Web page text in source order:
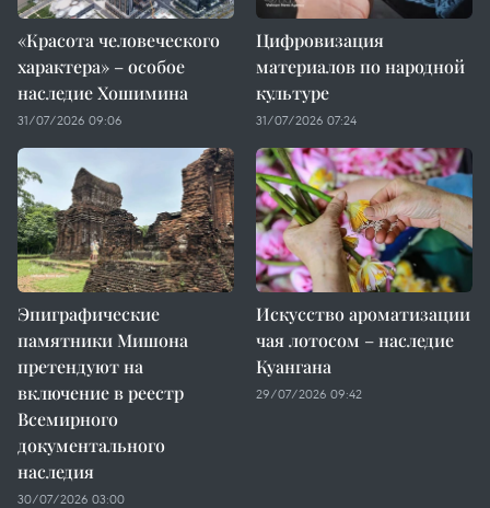
«Красота человеческого
характера» – особое
наследие Хошимина
31/07/2026 09:06
Цифровизация
материалов по народной
культуре
31/07/2026 07:24
Эпиграфические
памятники Мишона
претендуют на
включение в реестр
Всемирного
документального
наследия
30/07/2026 03:00
Искусство ароматизации
чая лотосом – наследие
Куангана
29/07/2026 09:42